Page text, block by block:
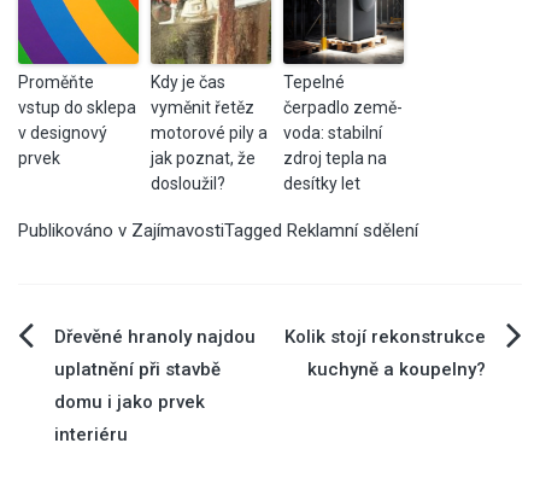
Proměňte
vstup do sklepa
v designový
prvek
Kdy je čas
vyměnit řetěz
motorové pily a
jak poznat, že
dosloužil?
Tepelné
čerpadlo země-
voda: stabilní
zdroj tepla na
desítky let
Publikováno v ZajímavostiTagged Reklamní sdělení
Navigace
pro
příspěvek
Dřevěné hranoly najdou
uplatnění při stavbě
domu i jako prvek
interiéru
Kolik stojí rekonstrukce
kuchyně a koupelny?